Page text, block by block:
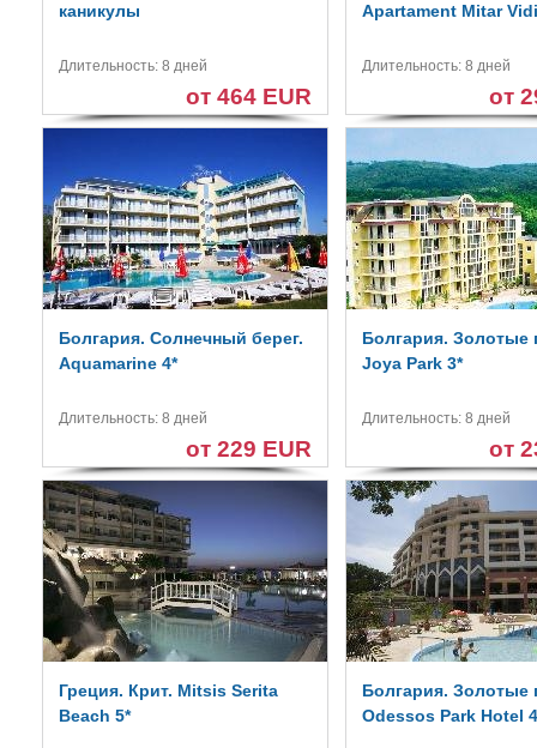
каникулы
Длительность: 8 дней
от 464 EUR
Apartament Mitar
Длительность: 8 дней
от
Болгария. Солнечный берег.
Aquamarine 4*
Длительность: 8 дней
от 229 EUR
Болгария. Золотые
Joya Park 3*
Длительность: 8 дней
от
Греция. Крит. Mitsis Serita
Beach 5*
Болгария. Золотые
Odessos Park Hotel